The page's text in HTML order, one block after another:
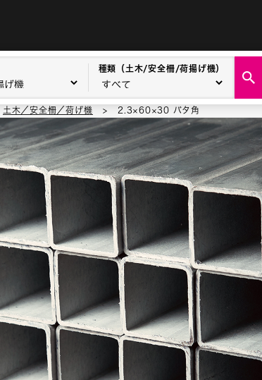
種類（土木/安全柵/荷揚げ機）
土木／安全柵／荷げ機 > 2.3×60×30 バタ角